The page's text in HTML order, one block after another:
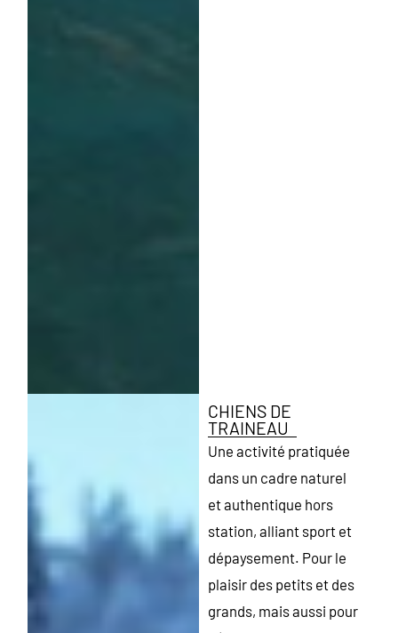
CHIENS DE
TRAINEAU
Une activité pratiquée
dans un cadre naturel
et authentique hors
station, alliant sport et
dépaysement. Pour le
plaisir des petits et des
grands, mais aussi pour